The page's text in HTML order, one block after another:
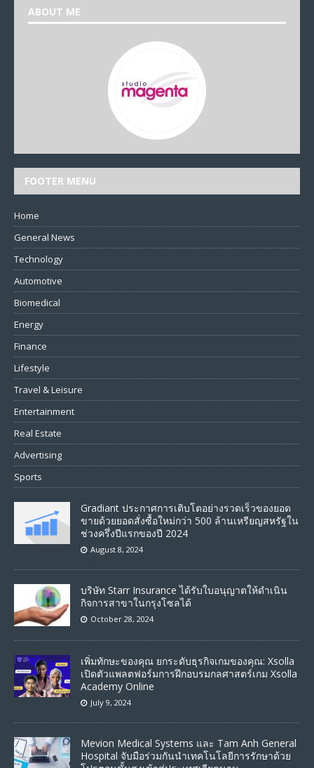
ABOUT ME
FOOTER MENU
Home
General News
Technology
Automotive
Biomedical
Energy
Finance
Lifestyle
Travel & Leisure
Entertainment
Real Estate
Advertising
Sports
Gradiant ประกาศการเติบโตอย่างรวดเร็วของยอด
ขายด้วยยอดสั่งซื้อใหม่กว่า 500 ล้านเหรียญสหรัฐใน
ช่วงครึ่งปีแรกของปี 2024
August 8, 2024
บริษัท Starr Insurance ได้รับใบอนุญาตให้ดำเนิน
กิจการสาขาในกรุงโซลได้
October 28, 2024
เพิ่มทักษะของคุณ ยกระดับธุรกิจเกมของคุณ: Xsolla
เปิดตัวแพลตฟอร์มการฝึกอบรมกลศาสตร์เกม Xsolla
Academy Online
July 9, 2024
Mevion Medical Systems และ Tam Anh General
Hospital จับมือร่วมกันนำเทคโนโลยีการรักษาด้วย